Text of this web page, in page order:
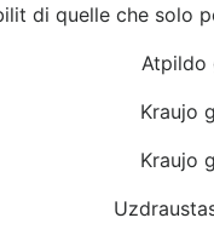
di quelle che solo
Atpildo
Kraujo
Kraujo